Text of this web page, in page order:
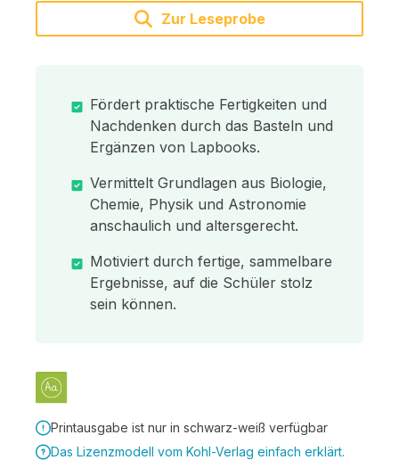
Zur Leseprobe
Fördert praktische Fertigkeiten und
Nachdenken durch das Basteln und
Ergänzen von Lapbooks.
Vermittelt Grundlagen aus Biologie,
Chemie, Physik und Astronomie
anschaulich und altersgerecht.
Motiviert durch fertige, sammelbare
Ergebnisse, auf die Schüler stolz
sein können.
Printausgabe ist nur in schwarz-weiß verfügbar
Das Lizenzmodell vom Kohl-Verlag einfach erklärt.